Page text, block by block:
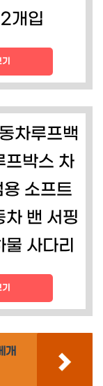
개입
차루프백
프박스 차
소프트
차 밴 서핑
사다리
개